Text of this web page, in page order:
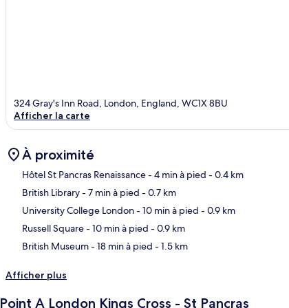
324 Gray's Inn Road, London, England, WC1X 8BU
Afficher la carte
À proximité
Hôtel St Pancras Renaissance- 4 min à pied - 0.4 km
British Library- 7 min à pied - 0.7 km
University College London- 10 min à pied - 0.9 km
Russell Square- 10 min à pied - 0.9 km
British Museum- 18 min à pied - 1.5 km
Afficher plus
Point A London Kings Cross - St Pancras